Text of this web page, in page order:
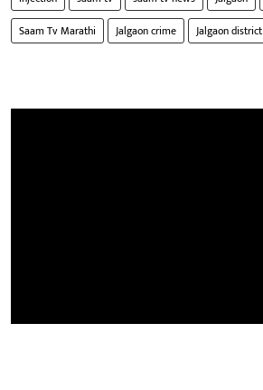
Saam Tv Marathi
Jalgaon crime Jalgaon district